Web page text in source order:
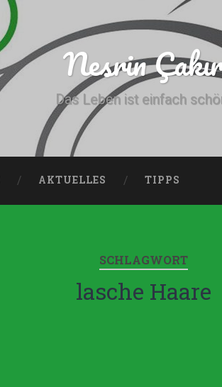
Nesrin
Das Leben ist einfach
AKTUELLES TIPPS
SCHLAGWORT
lasche Haare